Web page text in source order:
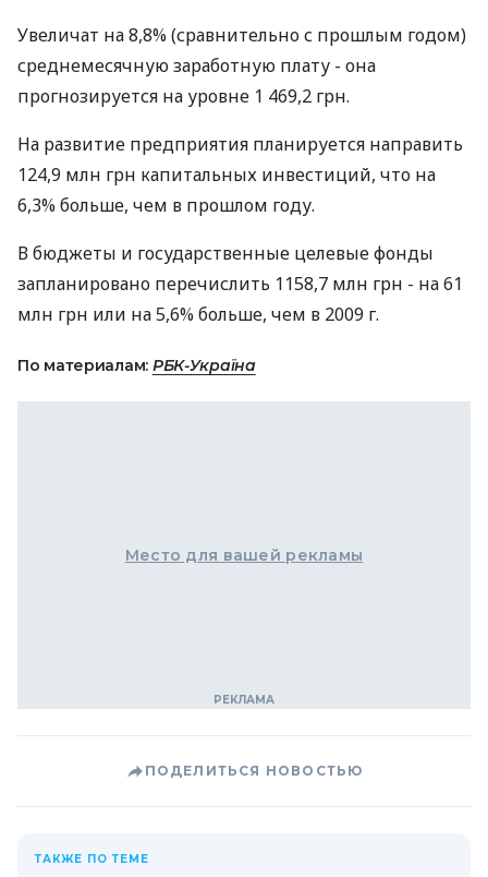
Увеличат на 8,8% (сравнительно с прошлым годом)
среднемесячную заработную плату - она
прогнозируется на уровне 1 469,2 грн.
На развитие предприятия планируется направить
124,9 млн грн капитальных инвестиций, что на
6,3% больше, чем в прошлом году.
В бюджеты и государственные целевые фонды
запланировано перечислить 1158,7 млн грн - на 61
млн грн или на 5,6% больше, чем в 2009 г.
По материалам: РБК-Україна
Место для вашей рекламы
ПОДЕЛИТЬСЯ НОВОСТЬЮ
ТАКЖЕ ПО ТЕМЕ